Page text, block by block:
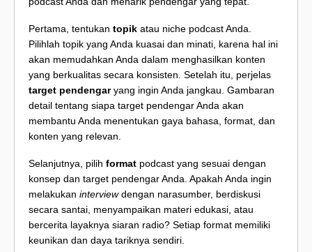
Pertama, tentukan topik atau niche podcast Anda.
Pilihlah topik yang Anda kuasai dan minati, karena hal ini
akan memudahkan Anda dalam menghasilkan konten
yang berkualitas secara konsisten. Setelah itu, perjelas
target pendengaryang ingin Anda jangkau. Gambaran
detail tentang siapa target pendengar Anda akan
membantu Anda menentukan gaya bahasa, format, dan
konten yang relevan.
Selanjutnya, pilih format podcast yang sesuai dengan
konsep dan target pendengar Anda. Apakah Anda ingin
melakukan interviewdengan narasumber, berdiskusi
secara santai, menyampaikan materi edukasi, atau
bercerita layaknya siaran radio? Setiap format memiliki
keunikan dan daya tariknya sendiri.